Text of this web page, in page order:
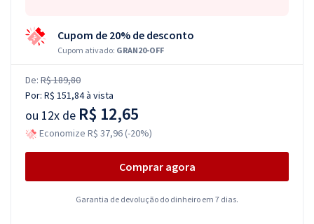
Cupom de 20% de desconto
Cupom ativado: GRAN20-OFF
De: R$ 189,80
Por: R$ 151,84à vista
ou 12x de R$ 12,65
Economize R$ 37,96 (-20%)
Comprar agora
Garantia de devolução do dinheiro em 7 dias.